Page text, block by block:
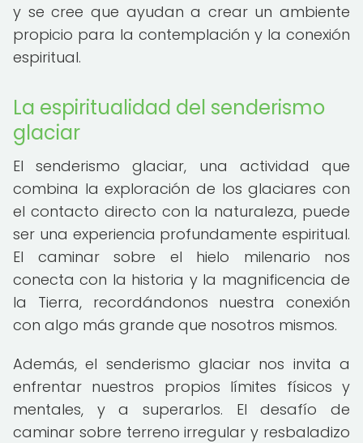
y se cree que ayudan a crear un ambiente
propicio para la contemplación y la conexión
espiritual.
La espiritualidad del senderismo
glaciar
El senderismo glaciar, una actividad que
combina la exploración de los glaciares con
el contacto directo con la naturaleza, puede
ser una experiencia profundamente espiritual.
El caminar sobre el hielo milenario nos
conecta con la historia y la magnificencia de
la Tierra, recordándonos nuestra conexión
con algo más grande que nosotros mismos.
Además, el senderismo glaciar nos invita a
enfrentar nuestros propios límites físicos y
mentales, y a superarlos. El desafío de
caminar sobre terreno irregular y resbaladizo